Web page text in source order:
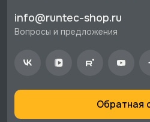
стоимости заказа.
info@runtec-shop.ru
Вопросы и предложения
Обратная